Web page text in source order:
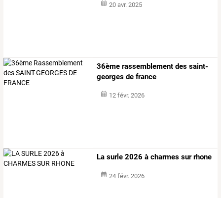
20 avr. 2025
36ème rassemblement des saint-
georges de france
12 févr. 2026
La surle 2026 à charmes sur rhone
24 févr. 2026